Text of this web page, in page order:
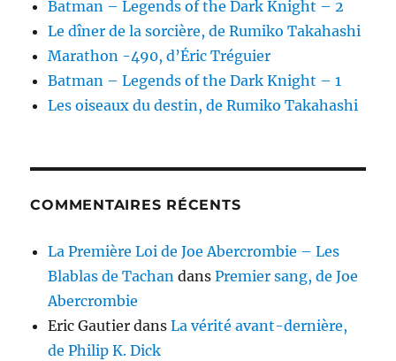
Batman – Legends of the Dark Knight – 2
Le dîner de la sorcière, de Rumiko Takahashi
Marathon -490, d’Éric Tréguier
Batman – Legends of the Dark Knight – 1
Les oiseaux du destin, de Rumiko Takahashi
COMMENTAIRES RÉCENTS
La Première Loi de Joe Abercrombie – Les
Blablas de Tachan dansPremier sang, de Joe
Abercrombie
Eric Gautier dansLa vérité avant-dernière,
de Philip K. Dick